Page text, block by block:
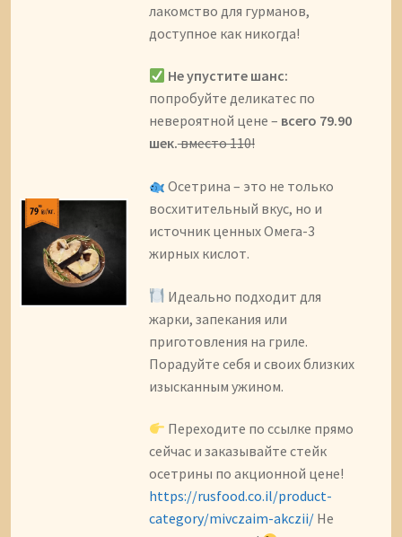
лакомство для гурманов,
доступное как никогда!
Не упустите шанс:
попробуйте деликатес по
невероятной цене – всего 79.90
шек.вместо 110!
Осетрина – это не только
восхитительный вкус, но и
источник ценных Омега-3
жирных кислот.
Идеально подходит для
жарки, запекания или
приготовления на гриле.
Порадуйте себя и своих близких
изысканным ужином.
Переходите по ссылке прямо
сейчас и заказывайте стейк
осетрины по акционной цене!
https://rusfood.co.il/product-
category/mivczaim-akczii/Не